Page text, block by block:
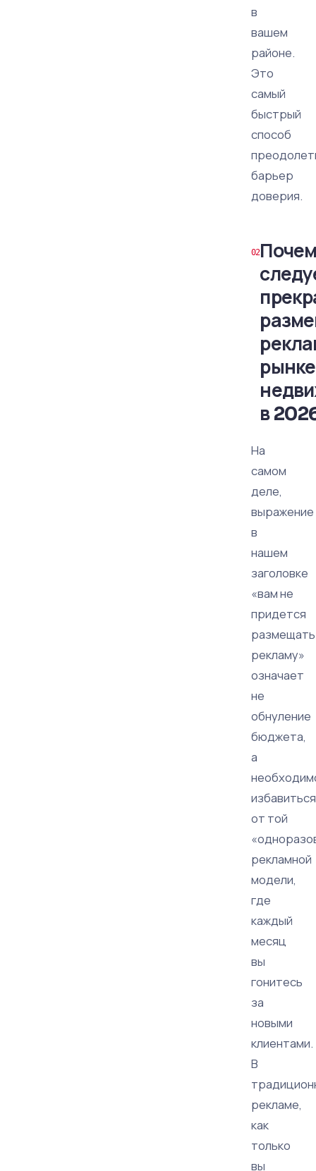
в
вашем
районе.
Это
самый
быстрый
способ
барьер
доверия.
рынке
в
На
самом
деле,
выражение
в
нашем
заголовке
«вам не
придется
размещать
рекламу»
означает
не
обнуление
бюджета,
а
избавиться
от той
рекламной
модели,
где
каждый
месяц
вы
гонитесь
за
новыми
клиентами.
В
рекламе,
как
только
вы